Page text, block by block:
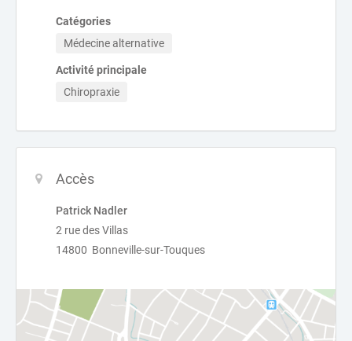
Catégories
Médecine alternative
Activité principale
Chiropraxie
Accès
Patrick Nadler
2 rue des Villas
14800 Bonneville-sur-Touques